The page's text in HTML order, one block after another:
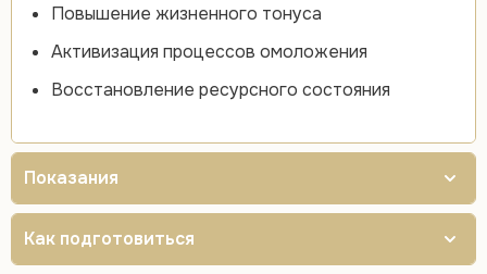
Повышение жизненного тонуса
Активизация процессов омоложения
Восстановление ресурсного состояния
Показания
Как подготовиться